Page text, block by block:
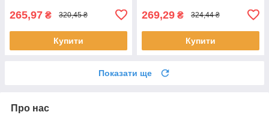
265,97 ₴ 320,45 ₴
Купити
269,29 ₴ 324,44 ₴
Купити
Показати ще
Про нас